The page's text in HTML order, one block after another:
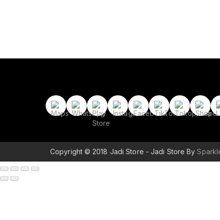
Copyright © 2018 Jadi Store - Jadi Store By